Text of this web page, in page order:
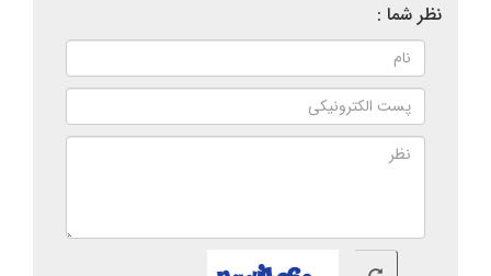
نظر شما :